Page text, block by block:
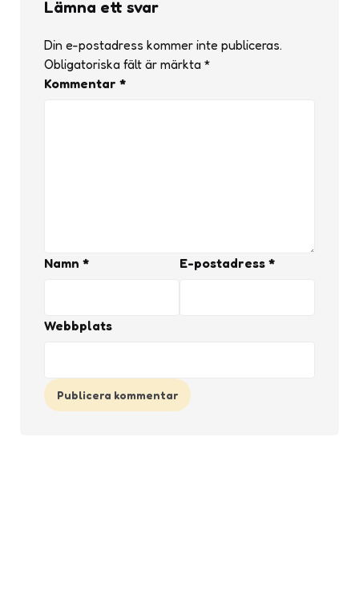
Lämna ett svar
Din e-postadress kommer inte publiceras.
Obligatoriska fält är märkta *
Kommentar *
Namn * E-postadress *
Webbplats